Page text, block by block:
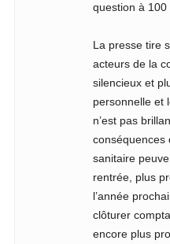
question à 100
La presse tire
acteurs de la
silencieux et
personnelle et
n’est pas
conséquences
sanitaire
rentrée, plus
l’année
clôturer
encore plus